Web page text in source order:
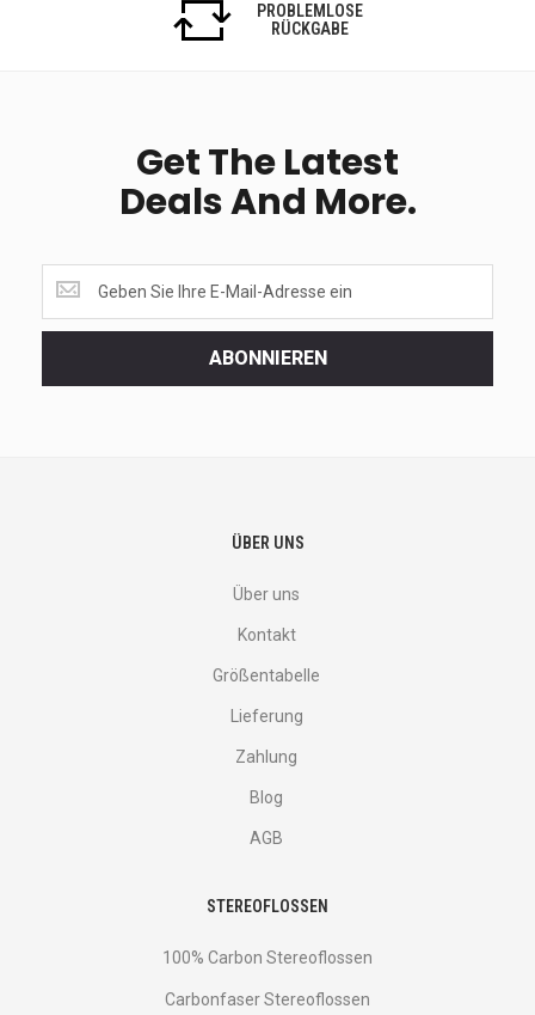
PROBLEMLOSE
RÜCKGABE
Get The Latest
Deals And More.
the
latest
ABONNIEREN
ÜBER UNS
Über uns
Kontakt
Größentabelle
Lieferung
Zahlung
Blog
AGB
STEREOFLOSSEN
100% Carbon Stereoflossen
Carbonfaser Stereoflossen